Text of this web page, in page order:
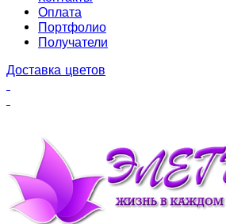
Оплата
Портфолио
Получатели
Доставка цветов